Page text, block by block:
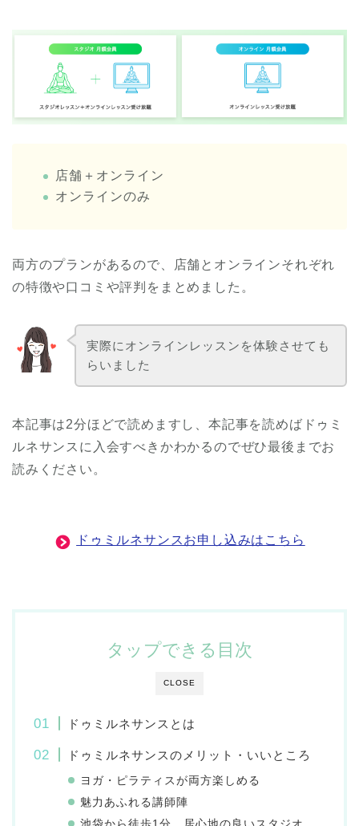
店舗＋オンライン
オンラインのみ
両方のプランがあるので、店舗とオンラインそれぞれ
の特徴や口コミや評判をまとめました。
実際にオンラインレッスンを体験させても
らいました
本記事は2分ほどで読めますし、本記事を読めばドゥミ
ルネサンスに入会すべきかわかるのでぜひ最後までお
読みください。
ドゥミルネサンスお申し込みはこちら
CLOSE
タップできる目次
ドゥミルネサンスとは
ドゥミルネサンスのメリット・いいところ
ヨガ・ピラティスが両方楽しめる
魅力あふれる講師陣